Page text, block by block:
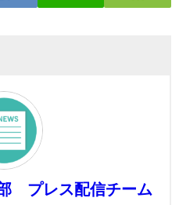
プレス配信チーム